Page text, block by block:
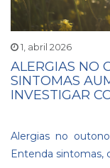
1, abril 2026
ALERGIAS NO
SINTOMAS
INVESTIGAR
Alergias no
Entenda sintomas,